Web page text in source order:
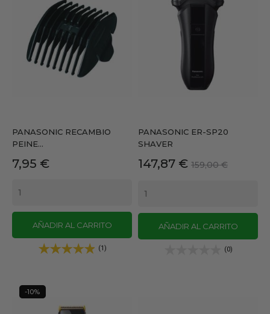
PANASONIC RECAMBIO
PEINE...
Precio
7,95 €
AÑADIR AL CARRITO
(1)
PANASONIC ER-SP20
SHAVER
Precio
147,87 € Precio
159,00 €
AÑADIR AL CARRITO
(0)
-10%